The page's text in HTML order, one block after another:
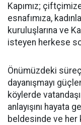
Kapımız;
esnafımıza,
kuruluşlarına ve
isteyen herkese
Önümüzdeki
dayanışmayı
köylerde
anlayışını hayata
beldesinde ve her